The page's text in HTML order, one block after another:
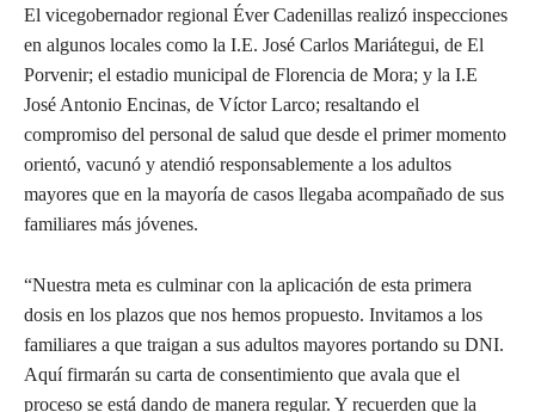
El vicegobernador regional Éver Cadenillas realizó inspecciones
en algunos locales como la I.E. José Carlos Mariátegui, de El
Porvenir; el estadio municipal de Florencia de Mora; y la I.E
José Antonio Encinas, de Víctor Larco; resaltando el
compromiso del personal de salud que desde el primer momento
orientó, vacunó y atendió responsablemente a los adultos
mayores que en la mayoría de casos llegaba acompañado de sus
familiares más jóvenes.
“Nuestra meta es culminar con la aplicación de esta primera
dosis en los plazos que nos hemos propuesto. Invitamos a los
familiares a que traigan a sus adultos mayores portando su DNI.
Aquí firmarán su carta de consentimiento que avala que el
proceso se está dando de manera regular. Y recuerden que la